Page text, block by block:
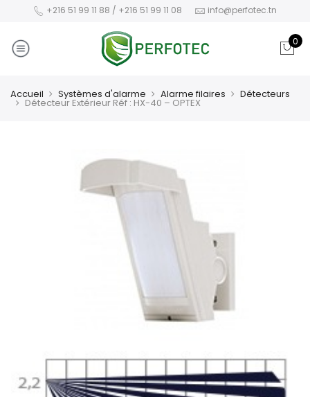
+216 51 99 11 88 / +216 51 99 11 08 info@perfotec.tn
0
Accueil Systèmes d'alarme Alarme filaires Détecteurs
Détecteur Extérieur Réf : HX-40 – OPTEX